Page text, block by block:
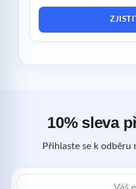
10% sleva
Přihlaste se k